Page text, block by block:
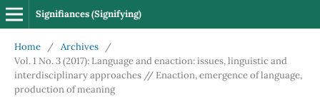
Signifiances (Signifying)
Home / Archives
/
Vol. 1 No. 3 (2017): Language and enaction: issues, linguistic and
interdisciplinary approaches // Enaction, emergence of language,
production of meaning